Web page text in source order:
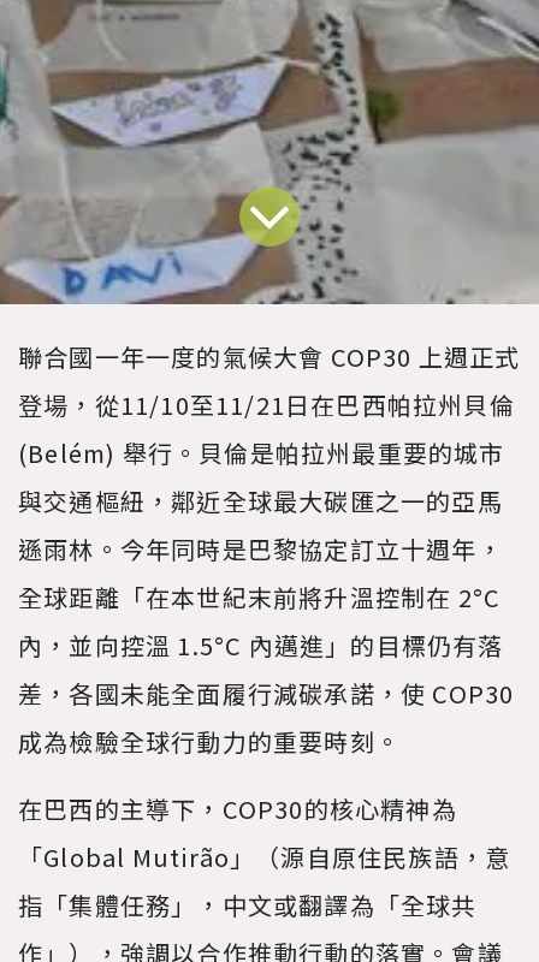
聯合國一年一度的氣候大會 COP30 上週正式
登場，從11/10至11/21日在巴西帕拉州貝倫
(Belém) 舉行。貝倫是帕拉州最重要的城市
與交通樞紐，鄰近全球最大碳匯之一的亞馬
遜雨林。今年同時是巴黎協定訂立十週年，
全球距離「在本世紀末前將升溫控制在 2°C
內，並向控溫 1.5°C 內邁進」的目標仍有落
差，各國未能全面履行減碳承諾，使 COP30
成為檢驗全球行動力的重要時刻。
在巴西的主導下，COP30的核心精神為
「Global Mutirão」（源自原住民族語，意
指「集體任務」，中文或翻譯為「全球共
作」），強調以合作推動行動的落實。會議